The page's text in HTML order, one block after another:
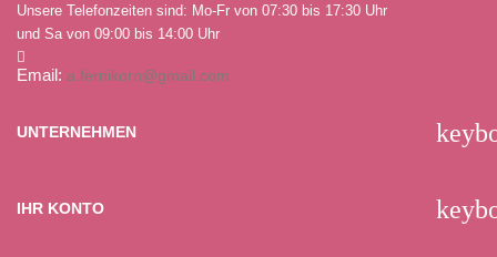
Unsere Telefonzeiten sind: Mo-Fr von 07:30 bis 17:30 Uhr
und Sa von 09:00 bis 14:00 Uhr
Email: a.fernikorn@gmail.com
UNTERNEHMEN
IHR KONTO